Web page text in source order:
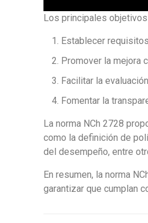
Los principales
Establecer
Promover la mejora
Facilitar la
Fomentar la
La norma NCh 2728
como la definición de
del desempeño, entre
En resumen, la norma
garantizar que cumplan